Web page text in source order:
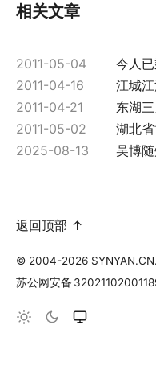
相关文章
2011-05-04
今人
2011-04-16
江城
2011-04-21
东湖
2011-05-02
湖北
2025-08-13
吴博
返回顶部 ↑
© 2004-2026 SYNYAN.CN.
苏公网安备